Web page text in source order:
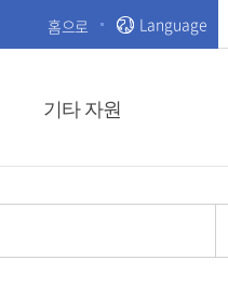
홈으로 Language
기타 자원